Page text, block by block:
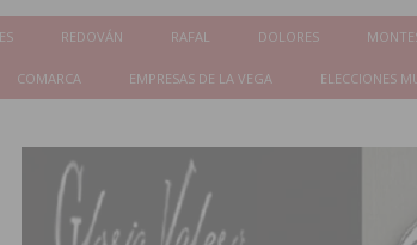
REDOVÁN RAFAL DOLORES
COMARCA EMPRESAS DE LA VEGA ELECCIONES